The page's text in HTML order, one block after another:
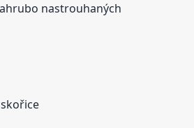
nastrouhaných